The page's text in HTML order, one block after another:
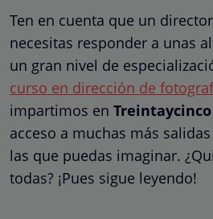
Ten en cuenta que un
necesitas responder a unas
un gran nivel de
curso en dirección de
impartimos en
acceso a muchas más
las que puedas imaginar.
todas? ¡Pues sigue leyendo!